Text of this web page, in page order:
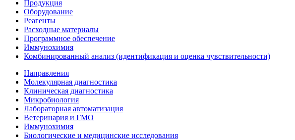
Продукция
Оборудование
Реагенты
Расходные материалы
Программное обеспечение
Иммунохимия
Комбинированный анализ (идентификация и оценка чувствительности)
Направления
Молекулярная диагностика
Клиническая диагностика
Микробиология
Лабораторная автоматизация
Ветеринария и ГМО
Иммунохимия
Биологические и медицинские исследования